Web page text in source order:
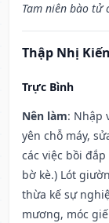
Tam niên bào tử
Thập Nhị
Trực Bình
Nên làm: Nhập
yên chỗ máy,
các việc bồi
bờ kè.) Lót
thừa kế sự
mương, móc